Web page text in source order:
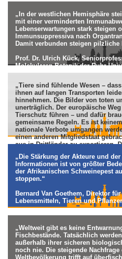
„In der westlichen Hemisphäre
mit einer verminderten
Lebenserwartungen stark steigen
Immunsuppressiva nach
Damit verbunden steigen pilzliche
Prof. Dr. Ulrich Kück,
Molekularen Botanik der Ruhr
„Tiere sind fühlende Wesen –
ihnen auf langen Transporten
hinnehmen. Die Bilder von toten
unerträglich. Der europäische
Tierschutz führen – und dafür
gemeinsame Regeln. Es ist
nationale Verbote umgangen
einen anderen Mitgliedstaat
aus in Drittländer zu exportieren.
Cem Özdemir,
„Die Stärkung der Akteure und
Informationen ist von größter
der Afrikanischen Schweinepest
stoppen.“
Bernard Van Goethem, Direktor
Lebensmitteln, Tieren und
„Weltweit gibt es keine
Fischbestände. Tatsächlich
außerhalb ihrer sicheren
noch nie. Die steigende Nachfrage
Weltbevölkerung trifft auf